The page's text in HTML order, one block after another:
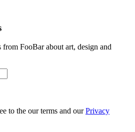
from FooBar about art, design and
to the our terms and ourPrivacy